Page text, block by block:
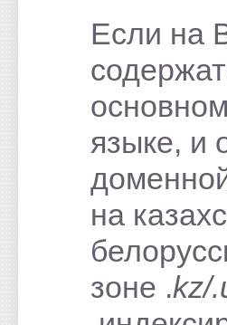
Если на
языке, и
на
зоне .kz/